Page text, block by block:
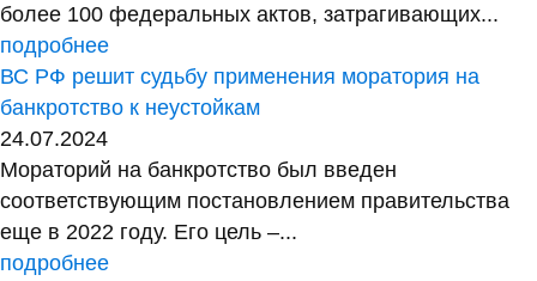
более 100 федеральных актов, затрагивающих...
подробнее
ВС РФ решит судьбу применения моратория на
банкротство к неустойкам
24.07.2024
Мораторий на банкротство был введен
соответствующим постановлением правительства
еще в 2022 году. Его цель –...
подробнее